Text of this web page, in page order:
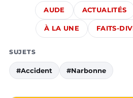
AUDE ACTUALITÉS
À LA UNE FAITS-
SUJETS
#Accident #Narbonne